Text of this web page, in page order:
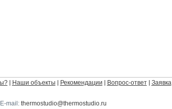
Наши объекты Рекомендации Вопрос-ответ Заявка
mail: thermostudio@thermostudio.ru